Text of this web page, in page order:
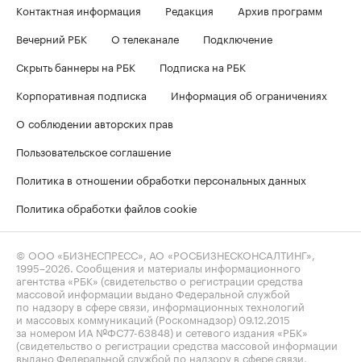
Контактная информация Редакция
Архив программ
Вечерний РБК
О телеканале
Подключение
Скрыть баннеры на РБК
Подписка на РБК
Корпоративная подписка
Информация об ограничениях
О соблюдении авторских прав
Пользовательское соглашение
Политика в отношении обработки персональных данных
Политика обработки файлов cookie
© ООО «БИЗНЕСПРЕСС», АО «РОСБИЗНЕСКОНСАЛТИНГ»,
1995–2026 . Сообщения и материалы информационного
агентства «РБК» (свидетельство о регистрации средства
массовой информации выдано Федеральной службой
по надзору в сфере связи, информационных технологий
и массовых коммуникаций (Роскомнадзор) 09.12.2015
за номером ИА №ФС77-63848) и сетевого издания «РБК»
(свидетельство о регистрации средства массовой информации
выдано Федеральной службой по надзору в сфере связи,